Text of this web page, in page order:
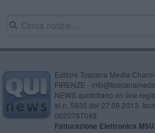
Editore Toscana Media
FIRENZE -
NEWS quotidiano on line
al n. 5935 del 27.09.2013.
0620787048
Fatturazione Elettronica